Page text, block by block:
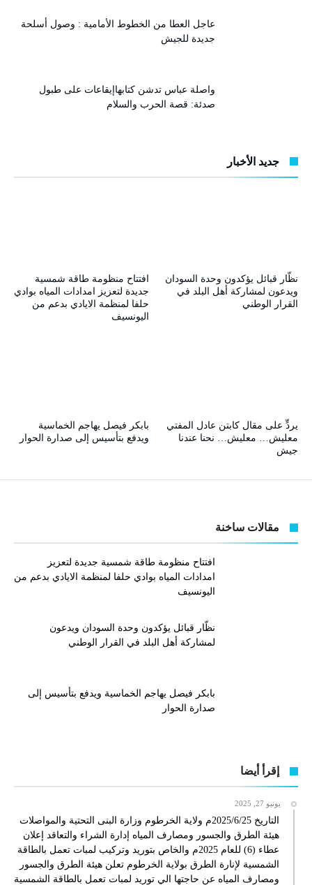
عاجل العطا من الخطوط الأمامية : وصول أسلحة
جديدة للجيش
واصلة عباس تدشن كتابهاإيقاعات على طبول
صدئة: قصة الحرب والسلام
جديد الأخبار
افتتاح منظومة طاقة شمسية
جديدة لتعزيز امدادات المياه بوادي
حلفا لمنظمة الايادي بدعم من
اليونسيف
نظّار قبائل يؤكدون وحدة السودان
ويدعون لمشاركة أهل البلد في
القرار الوطني
بابكر فيصل يهاجم الخماسية
ويدفع بتأسيس إلى صدارة الحوار
يردٍّ على مقال كابتن عادل المفتي
معليش… معليش… نحنا عندنا
جيش
مقالات ساخنة
افتتاح منظومة طاقة شمسية جديدة لتعزيز
امدادات المياه بوادي حلفا لمنظمة الايادي بدعم من
اليونسيف
نظّار قبائل يؤكدون وحدة السودان ويدعون
لمشاركة أهل البلد في القرار الوطني
بابكر فيصل يهاجم الخماسية ويدفع بتأسيس إلى
صدارة الحوار
إقرأ أيضا
يونيو 27, 2025
التاريخ 2025/6/25م ولاية الخرطوم وزارة البنى التحتية والمواصلات
هيئة الطرق والجسور ومصارف المياه إدارة الشراء والتعاقد إعلان
عطاء (6) للعام 2025م والخاص بتوريد وتركيب لمبات تعمل بالطاقة
الشمسية لإنارة الطرق بولاية الخرطوم تعلن هيئة الطرق والجسور
ومصارف المياه عن حاجتها الي توريد لمبات تعمل بالطاقة الشمسية